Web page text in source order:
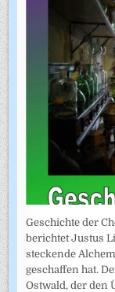
Geschichte der
berichtet Justus
steckende
geschaffen hat.
Ostwald, der den